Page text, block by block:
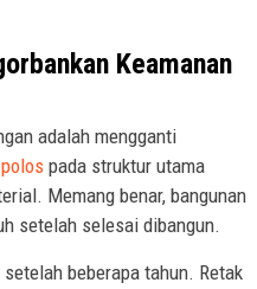
Keamanan
adalah mengganti
pada struktur utama
Memang benar, bangunan
setelah selesai dibangun.
beberapa tahun. Retak